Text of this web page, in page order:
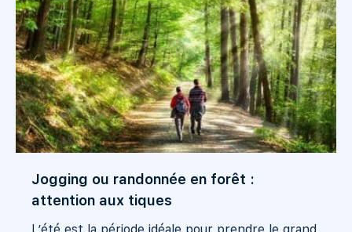
Jogging ou randonnée en forêt :
attention aux tiques